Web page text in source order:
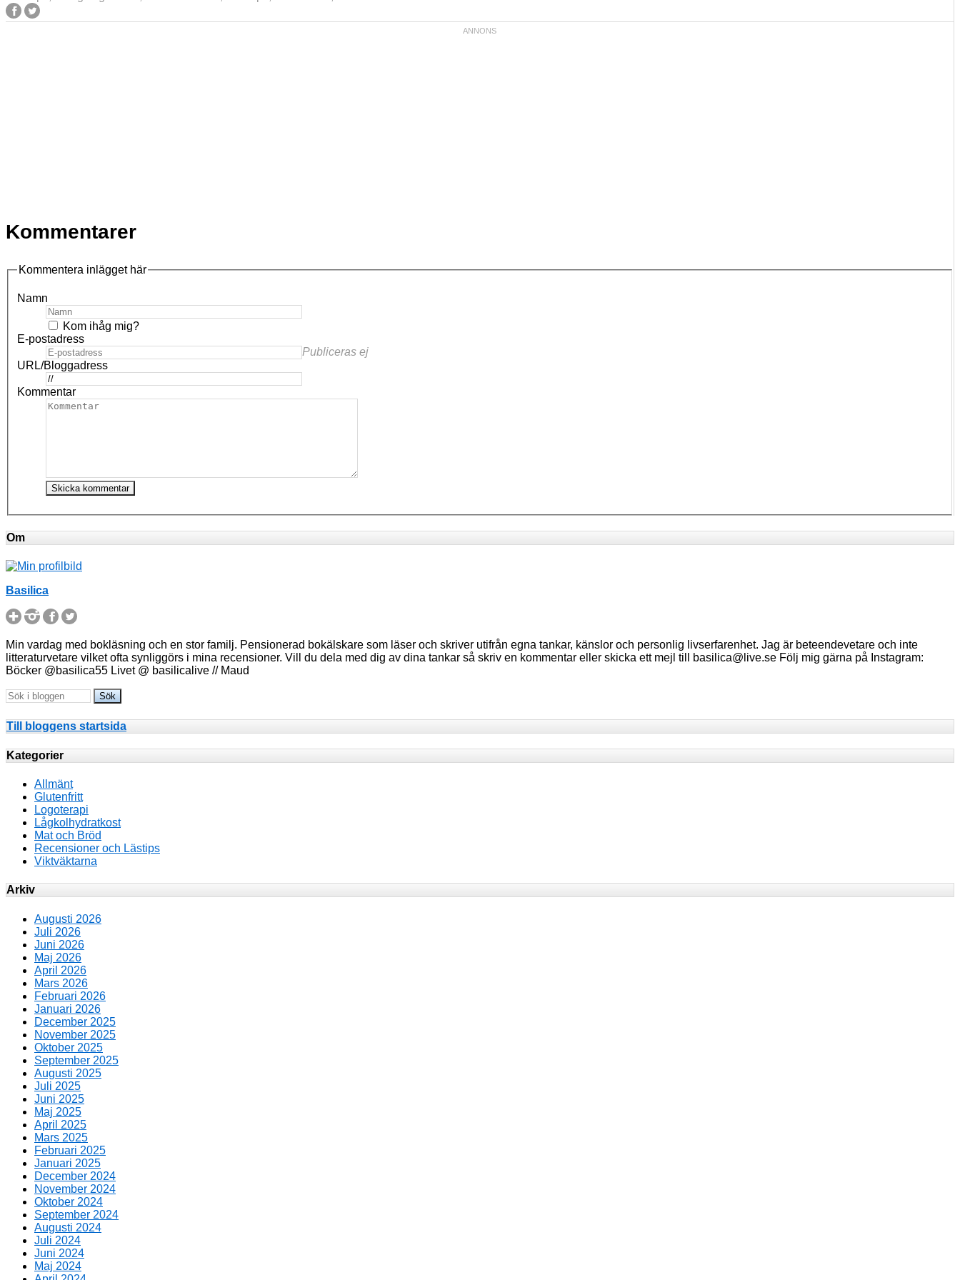
Kommentarer
Kommentera inlägget här
Namn
Kom ihåg mig?
E-postadress
Publiceras ej
URL/Bloggadress
Kommentar
Om
Basilica
Min vardag med bokläsning och en stor familj. Pensionerad bokälskare som läser och skriver utifrån egna tankar, känslor och personlig livserfarenhet. Jag är beteendevetare och inte
litteraturvetare vilket ofta synliggörs i mina recensioner. Vill du dela med dig av dina tankar så skriv en kommentar eller skicka ett mejl till basilica@live.se Följ mig gärna på Instagram:
Böcker @basilica55 Livet @ basilicalive // Maud
Till bloggens startsida
Kategorier
Allmänt
Glutenfritt
Logoterapi
Lågkolhydratkost
Mat och Bröd
Recensioner och Lästips
Viktväktarna
Arkiv
Augusti 2026
Juli 2026
Juni 2026
Maj 2026
April 2026
Mars 2026
Februari 2026
Januari 2026
December 2025
November 2025
Oktober 2025
September 2025
Augusti 2025
Juli 2025
Juni 2025
Maj 2025
April 2025
Mars 2025
Februari 2025
Januari 2025
December 2024
November 2024
Oktober 2024
September 2024
Augusti 2024
Juli 2024
Juni 2024
Maj 2024